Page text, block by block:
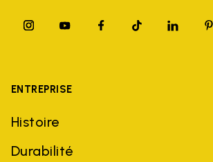
ENTREPRISE
Histoire
Durabilité